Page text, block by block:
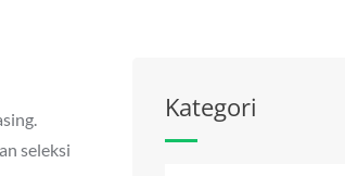
seleksi
Kategori